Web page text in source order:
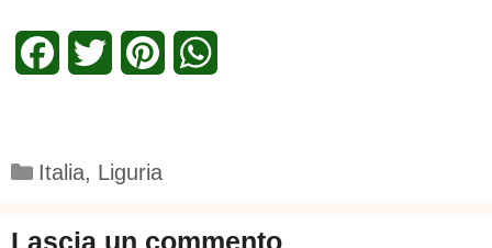
e t
Categorie
Italia, Liguria
Lascia un commento